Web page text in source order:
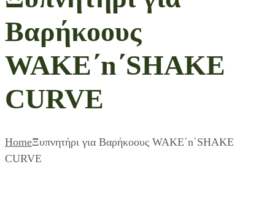
Βαρήκοους
WAKE΄n΄SHAKE
CURVE
HomeΞυπνητήρι για Βαρήκοους WAKE΄n΄SHAKE
CURVE